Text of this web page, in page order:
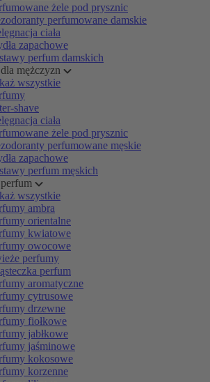
żele pod prysznic
perfumowane damskie
ciała
zapachowe
perfum damskich
mężczyzn
wszystkie
shave
ciała
żele pod prysznic
perfumowane męskie
zapachowe
perfum męskich
wszystkie
ambra
orientalne
kwiatowe
owocowe
perfumy
perfum
aromatyczne
cytrusowe
drzewne
fiołkowe
jabłkowe
jaśminowe
kokosowe
korzenne